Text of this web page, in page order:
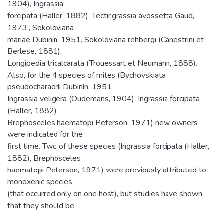
1904), Ingrassia
forcipata (Haller, 1882), Tectingrassia avossetta Gaud,
1973., Sokoloviana
mariae Dubinin, 1951, Sokoloviana rehbergi (Canestrini et
Berlese, 1881),
Longipedia tricalcarata (Trouessart et Neumann, 1888).
Also, for the 4 species of mites (Bychovskiata
pseudocharadrii Dubinin, 1951,
Ingrassia veligera (Oudemans, 1904), Ingrassia forcipata
(Haller, 1882),
Brephosceles haematopi Peterson, 1971) new owners
were indicated for the
first time. Two of these species (Ingrassia forcipata (Haller,
1882), Brephosceles
haematopi Peterson, 1971) were previously attributed to
monoxenic species
(that occurred only on one host), but studies have shown
that they should be